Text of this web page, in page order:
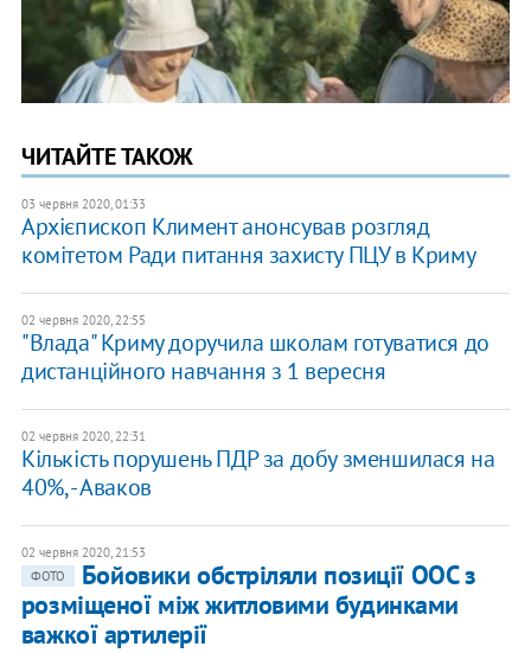
ЧИТАЙТЕ ТАКОЖ
03 червня 2020, 01:33
Архієпископ Климент анонсував розгляд
комітетом Ради питання захисту ПЦУ в Криму
02 червня 2020, 22:55
"Влада" Криму доручила школам готуватися до
дистанційного навчання з 1 вересня
02 червня 2020, 22:31
Кількість порушень ПДР за добу зменшилася на
40%, - Аваков
02 червня 2020, 21:53
ФОТО
Бойовики обстріляли позиції ООС з
розміщеної між житловими будинками
важкої артилерії